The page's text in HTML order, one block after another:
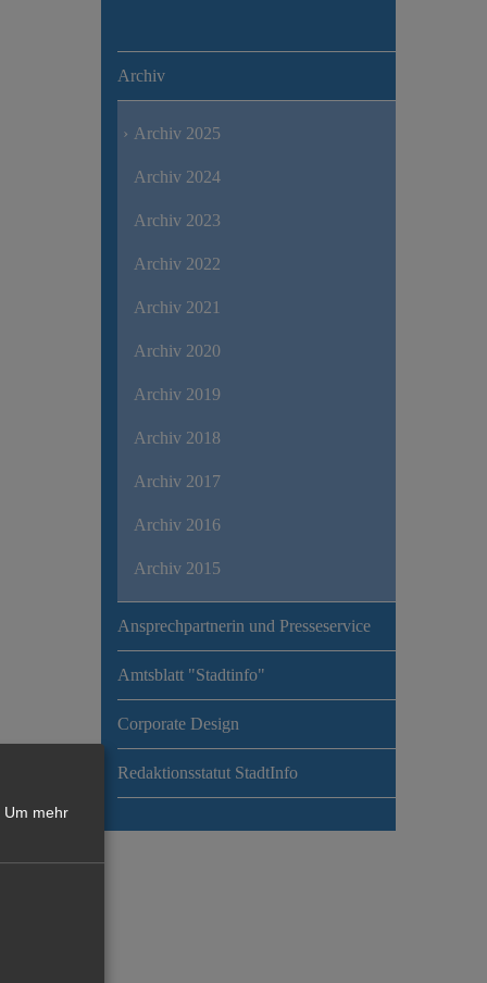
Archiv
Archiv 2025
Archiv 2024
Archiv 2023
Archiv 2022
Archiv 2021
Archiv 2020
Archiv 2019
Archiv 2018
Archiv 2017
Archiv 2016
Archiv 2015
Ansprechpartnerin und Presseservice
Amtsblatt "Stadtinfo"
Corporate Design
Redaktionsstatut StadtInfo
Um mehr